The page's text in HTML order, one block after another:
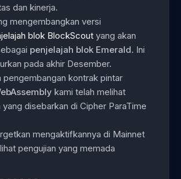
dan kinerja.
mengembangkan versi
blok BlockScout yang akan
penjelajah blok Emerald. Ini
pada akhir Desember.
pengembangan kontrak pintar
kami telah melihat
yang disebarkan di Cipher ParaTime
mengaktifkannya di Mainnet
pengujian yang memada